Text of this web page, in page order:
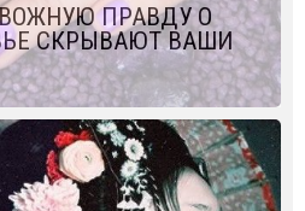
ПРАВДУ О
СКРЫВАЮТ ВАШИ